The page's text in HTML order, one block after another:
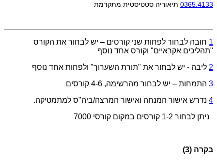
0365.4133 תיאוריה סטטיסטית מתקדמת
1 חובה לבחור לפחות שני קורסים – יש לבחור את הקורס
"תהליכים אקראיים" וקורס אחד נוסף
2 ליבה - יש לבחור את "תורת השערוך" ולפחות אחד נוסף
3 התמחות – יש לבחור מהרשימה, 4-6 קורסים
4 נדרש אישור המנחה ואישור המרצה/ביה"ס למתמטיקה.
ניתן לבחור 1-2 קורסים במקום קורסי 7000
בקרה (3)